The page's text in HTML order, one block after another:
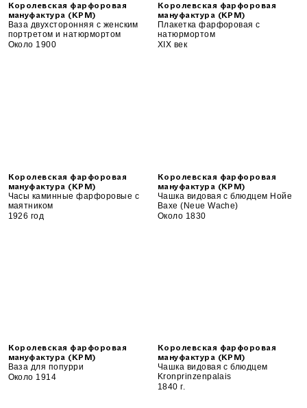
Королевская фарфоровая
мануфактура (KPM)
Ваза двухсторонняя с женским
портретом и натюрмортом
Около 1900
Королевская фарфоровая
мануфактура (KPM)
Плакетка фарфоровая с
натюрмортом
XIX век
Королевская фарфоровая
мануфактура (KPM)
Часы каминные фарфоровые с
маятником
1926 год
Королевская фарфоровая
мануфактура (KPM)
Чашка видовая с блюдцем Нойе
Вахе (Neue Wache)
Около 1830
Королевская фарфоровая
мануфактура (KPM)
Ваза для попурри
Около 1914
Королевская фарфоровая
мануфактура (KPM)
Чашка видовая с блюдцем
Kronprinzenpalais
1840 г.